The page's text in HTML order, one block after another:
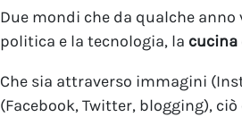
Due mondi che da qualche
politica e la tecnologia, la cucina
Che sia attraverso immagini
(Facebook, Twitter, blogging),